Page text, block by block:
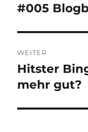
Vorheriger
#005
WEITER
Nächster
Beitrag:
Hitster
mehr gut?